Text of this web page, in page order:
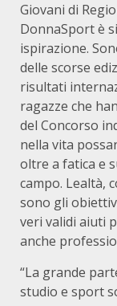
Giovani di
DonnaSport è
ispirazione.
delle scorse
risultati
ragazze che
del Concorso
nella vita
oltre a fatica e
campo. Lealtà,
sono gli
veri validi aiuti
anche
“La grande
studio e sport